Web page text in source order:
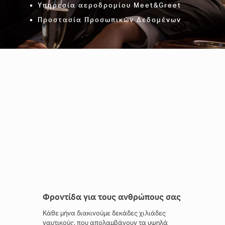
Υπηρεσία αεροδρομίου Meet&Greet
Προστασία Προσωπικών Δεδομένων
Φροντίδα για τους ανθρώπους σας
Κάθε μήνα διακινούμε δεκάδες χιλιάδες
ναυτικούς, που απολαμβάνουν τα υψηλά